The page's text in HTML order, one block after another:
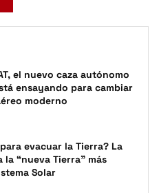
el nuevo caza autónomo
ensayando para cambiar
moderno
evacuar la Tierra? La
la “nueva Tierra” más
Solar